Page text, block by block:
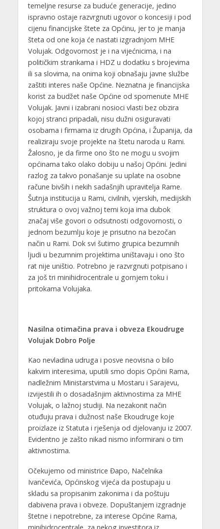
temeljne resurse za buduće generacije, jedino
ispravno ostaje razvrgnuti ugovor o koncesiji i pod
cijenu financijske štete za Općinu, jer to je manja
šteta od one koja će nastati izgradnjom MHE
Volujak. Odgovornost je i na vijećnicima, i na
političkim strankama i HDZ u dodatku s brojevima
ili sa slovima, na onima koji obnašaju javne službe
zaštiti interes naše Općine. Neznatna je financijska
korist za budžet naše Općine od spomenute MHE
Volujak. Javni i izabrani nosioci vlasti bez obzira
kojoj stranci pripadali, nisu dužni osiguravati
osobama i firmama iz drugih Općina, i Županija, da
realiziraju svoje projekte na štetu naroda u Rami.
Žalosno, je da firme ono što ne mogu u svojim
općinama tako olako dobiju u našoj Općini. Jedini
razlog za takvo ponašanje su uplate na osobne
račune bivših i nekih sadašnjih upravitelja Rame.
Šutnja institucija u Rami, civilnih, vjerskih, medijskih
struktura o ovoj važnoj temi koja ima dubok
značaj više govori o odsutnosti odgovornosti, o
jednom bezumlju koje je prisutno na bezočan
način u Rami. Dok svi šutimo grupica bezumnih
ljudi u bezumnim projektima uništavaju i ono što
rat nije uništio. Potrebno je razvrgnuti potpisano i
za još tri minihidrocentrale u gornjem toku i
pritokama Volujaka.
Nasilna otimačina prava i obveza Ekoudruge
Volujak Dobro Polje
Kao nevladina udruga i posve neovisna o bilo
kakvim interesima, uputili smo dopis Općini Rama,
nadležnim Ministarstvima u Mostaru i Sarajevu,
izvijestili ih o dosadašnjim aktivnostima za MHE
Volujak, o lažnoj studiji. Na nezakonit način
otuđuju prava i dužnost naše Ekoudruge koje
proizlaze iz Statuta i rješenja od djelovanju iz 2007.
Evidentno je zašto nikad nismo informirani o tim
aktivnostima.
Očekujemo od ministrice Đapo, Načelnika
Ivančevića, Općinskog vijeća da postupaju u
skladu sa propisanim zakonima i da poštuju
dabivena prava i obveze. Dopuštanjem izgradnje
štetne i nepotrebne, za interese Općine Rama,